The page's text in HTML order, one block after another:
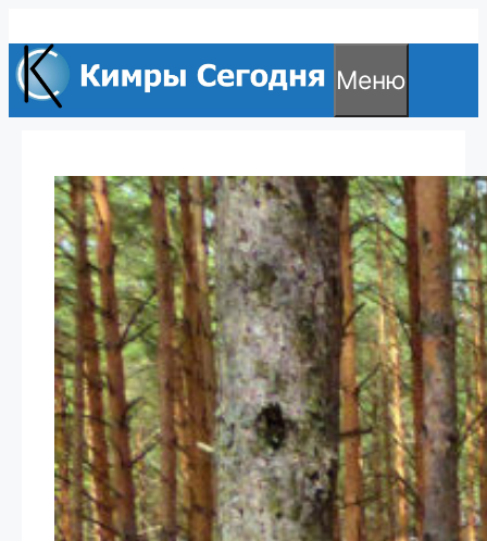
к
содержимому
Меню